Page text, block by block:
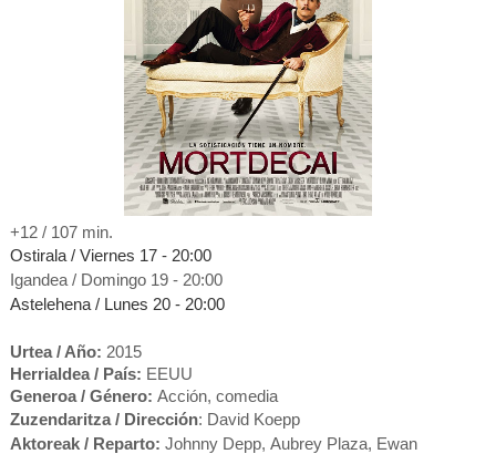
+12 / 107 min.
Ostirala / Viernes 17 - 20:00
Igandea / Domingo 19 - 20:00
Astelehena / Lunes 20 - 20:00
Urtea / Año: 2015
Herrialdea / País: EEUU
Generoa / Género: Acción, comedia
Zuzendaritza / Dirección: David Koepp
Aktoreak / Reparto: Johnny Depp, Aubrey Plaza, Ewan